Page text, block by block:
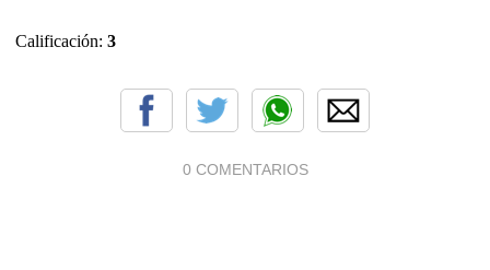
Calificación: 3
0 COMENTARIOS